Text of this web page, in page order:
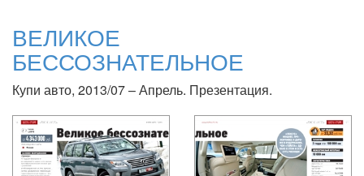
ВЕЛИКОЕ
БЕССОЗНАТЕЛЬНОЕ
Купи авто, 2013/07 – Апрель. Презентация.